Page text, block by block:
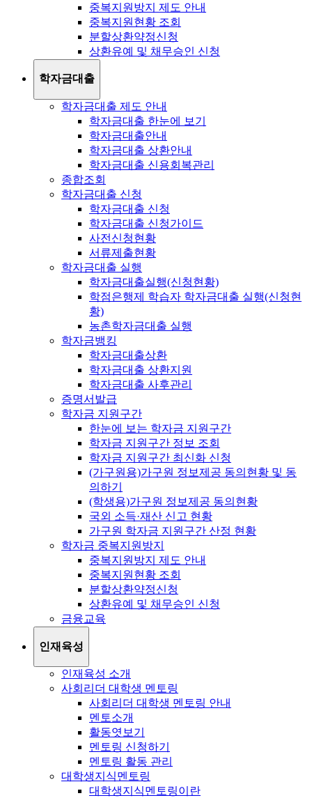
중복지원방지 제도 안내
중복지원현황 조회
분할상환약정신청
상환유예 및 채무승인 신청
학자금대출
학자금대출 제도 안내
학자금대출 한눈에 보기
학자금대출안내
학자금대출 상환안내
학자금대출 신용회복관리
종합조회
학자금대출 신청
학자금대출 신청
학자금대출 신청가이드
사전신청현황
서류제출현황
학자금대출 실행
학자금대출실행(신청현황)
학점은행제 학습자 학자금대출 실행(신청현
황)
농촌학자금대출 실행
학자금뱅킹
학자금대출상환
학자금대출 상환지원
학자금대출 사후관리
증명서발급
학자금 지원구간
한눈에 보는 학자금 지원구간
학자금 지원구간 정보 조회
학자금 지원구간 최신화 신청
(가구원용)가구원 정보제공 동의현황 및 동
의하기
(학생용)가구원 정보제공 동의현황
국외 소득·재산 신고 현황
가구원 학자금 지원구간 산정 현황
학자금 중복지원방지
중복지원방지 제도 안내
중복지원현황 조회
분할상환약정신청
상환유예 및 채무승인 신청
금융교육
인재육성
인재육성 소개
사회리더 대학생 멘토링
사회리더 대학생 멘토링 안내
멘토소개
활동엿보기
멘토링 신청하기
멘토링 활동 관리
대학생지식멘토링
대학생지식멘토링이란